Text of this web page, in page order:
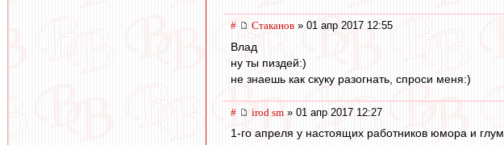
# Cтаканов » 01 апр 2017 12:55
Влад
ну ты пиздей:)
не знаешь как скуку разогнать, спроси меня:)
# irod sm » 01 апр 2017 12:27
1-го апреля у настоящих работников юмора и